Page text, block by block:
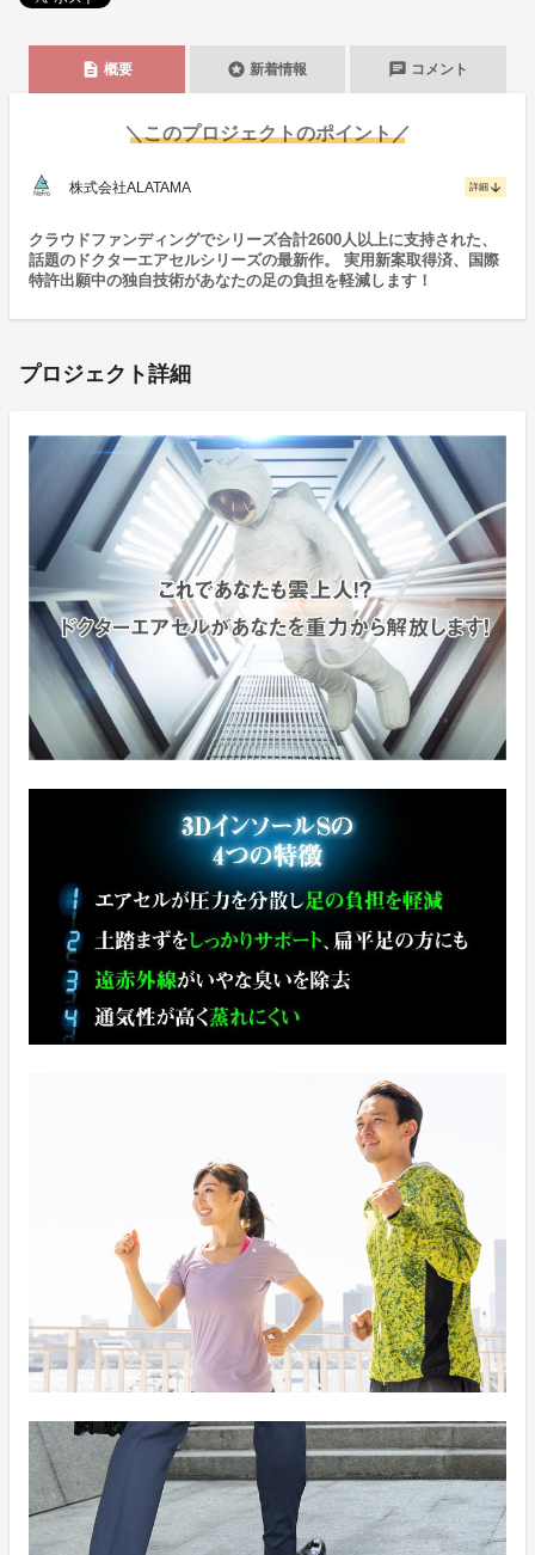
description 概要 stars 新着情報 chat コメント
＼このプロジェクトのポイント／
株式会社ALATAMA 詳細 arrow_downward
クラウドファンディングでシリーズ合計2600人以上に支持された、
話題のドクターエアセルシリーズの最新作。 実用新案取得済、国際
特許出願中の独自技術があなたの足の負担を軽減します！
プロジェクト詳細